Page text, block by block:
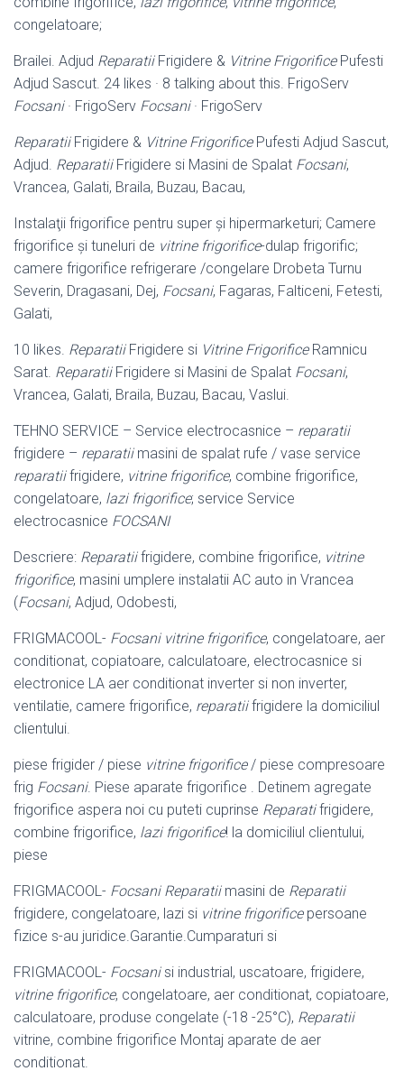
congelatoare;
Brailei. Adjud ReparatiiFrigidere & Vitrine FrigorificePufesti
Adjud Sascut. 24 likes · 8 talking about this. FrigoServ
Focsani· FrigoServ Focsani· FrigoServ
ReparatiiFrigidere & Vitrine FrigorificePufesti Adjud Sascut,
Adjud. ReparatiiFrigidere si Masini de Spalat Focsani,
Vrancea, Galati, Braila, Buzau, Bacau,
Instalaţii frigorifice pentru super şi hipermarketuri; Camere
frigorifice şi tuneluri de vitrine frigorifice-dulap frigorific;
camere frigorifice refrigerare /congelare Drobeta Turnu
Severin, Dragasani, Dej, Focsani, Fagaras, Falticeni, Fetesti,
Galati,
10 likes. ReparatiiFrigidere si Vitrine FrigorificeRamnicu
Sarat. ReparatiiFrigidere si Masini de Spalat Focsani,
Vrancea, Galati, Braila, Buzau, Bacau, Vaslui.
TEHNO SERVICE – Service electrocasnice – reparatii
frigidere – reparatiimasini de spalat rufe / vase service
reparatiifrigidere, vitrine frigorifice, combine frigorifice,
congelatoare, lazi frigorifice; service Service
electrocasnice FOCSANI
Descriere: Reparatiifrigidere, combine frigorifice, vitrine
frigorifice, masini umplere instalatii AC auto in Vrancea
(Focsani, Adjud, Odobesti,
FRIGMACOOL- Focsani vitrine frigorifice, congelatoare, aer
conditionat, copiatoare, calculatoare, electrocasnice si
electronice LA aer conditionat inverter si non inverter,
ventilatie, camere frigorifice, reparatiifrigidere la domiciliul
clientului.
piese frigider / piese vitrine frigorifice/ piese compresoare
frig Focsani. Piese aparate frigorifice . Detinem agregate
frigorifice aspera noi cu puteti cuprinse Reparatifrigidere,
combine frigorifice, lazi frigorifice! la domiciliul clientului,
piese
FRIGMACOOL- Focsani Reparatiimasini de Reparatii
frigidere, congelatoare, lazi si vitrine frigorificepersoane
fizice s-au juridice.Garantie.Cumparaturi si
FRIGMACOOL- Focsanisi industrial, uscatoare, frigidere,
vitrine frigorifice, congelatoare, aer conditionat, copiatoare,
calculatoare, produse congelate (-18 -25°C), Reparatii
vitrine, combine frigorifice Montaj aparate de aer
conditionat.